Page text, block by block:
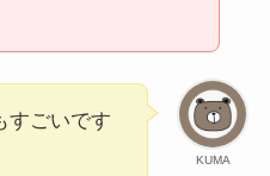
KUMA
すごいです